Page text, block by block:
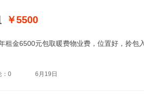
￥5500
租金6500元包取暖费物业费，位置好，拎包
：0 6月19日